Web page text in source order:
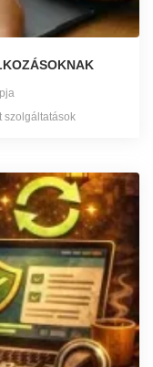
szolgáltatások